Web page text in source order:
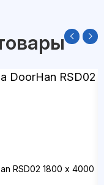
RSD02 1800 х 4000